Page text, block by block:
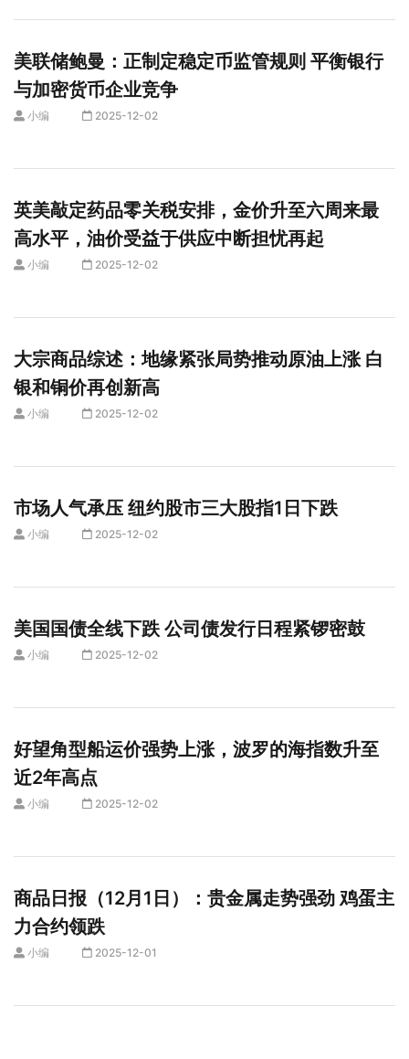
美联储鲍曼：正制定稳定币监管规则 平衡银行
与加密货币企业竞争
小编 2025-12-02
英美敲定药品零关税安排，金价升至六周来最
高水平，油价受益于供应中断担忧再起
小编 2025-12-02
大宗商品综述：地缘紧张局势推动原油上涨 白
银和铜价再创新高
小编 2025-12-02
市场人气承压 纽约股市三大股指1日下跌
小编 2025-12-02
美国国债全线下跌 公司债发行日程紧锣密鼓
小编 2025-12-02
好望角型船运价强势上涨，波罗的海指数升至
近2年高点
小编 2025-12-02
商品日报（12月1日）：贵金属走势强劲 鸡蛋主
力合约领跌
小编 2025-12-01